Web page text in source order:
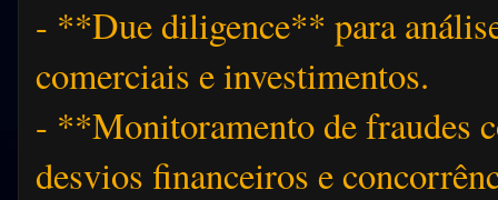
- **Due diligence** para
comerciais e investimentos.
- **Monitoramento de fraudes
desvios financeiros e